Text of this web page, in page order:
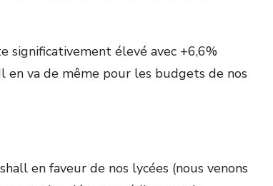
significativement élevé avec +6,6%
en va de même pour les budgets de nos
en faveur de nos lycées (nous venons